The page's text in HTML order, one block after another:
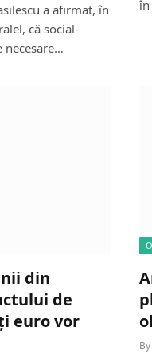
a afirmat, în
că social-
necesare…
în
din
de
euro vor
By